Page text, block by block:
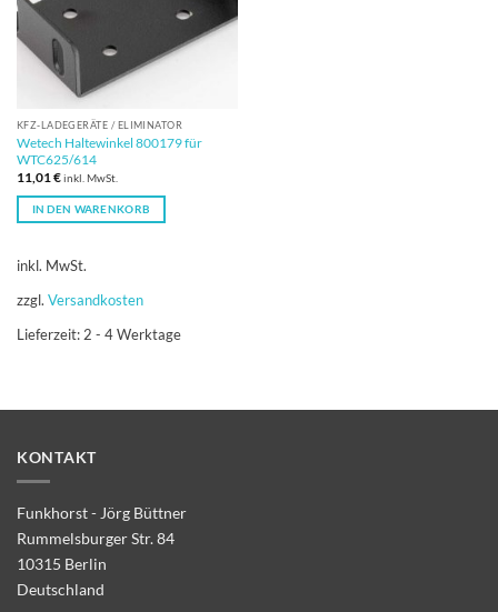
KFZ-LADEGERÄT​​E / ELIMINATOR
Wetech Haltewinkel 800179 für
WTC625/614
11,01 €inkl. MwSt.
IN DEN WARENKORB
inkl. MwSt.
zzgl. Versandkosten
Lieferzeit:2 - 4 Werktage
KONTAKT
Funkhorst - Jörg Büttner
Rummelsburger Str. 84
10315 Berlin
Deutschland